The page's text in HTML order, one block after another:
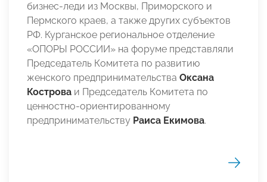
бизнес-леди из Москвы, Приморского и
Пермского краев, а также других субъектов
РФ. Курганское региональное отделение
«ОПОРЫ РОССИИ» на форуме представляли
Председатель Комитета по развитию
женского предпринимательства Оксана
Кострова и Председатель Комитета по
ценностно-ориентированному
предпринимательству Раиса Екимова.